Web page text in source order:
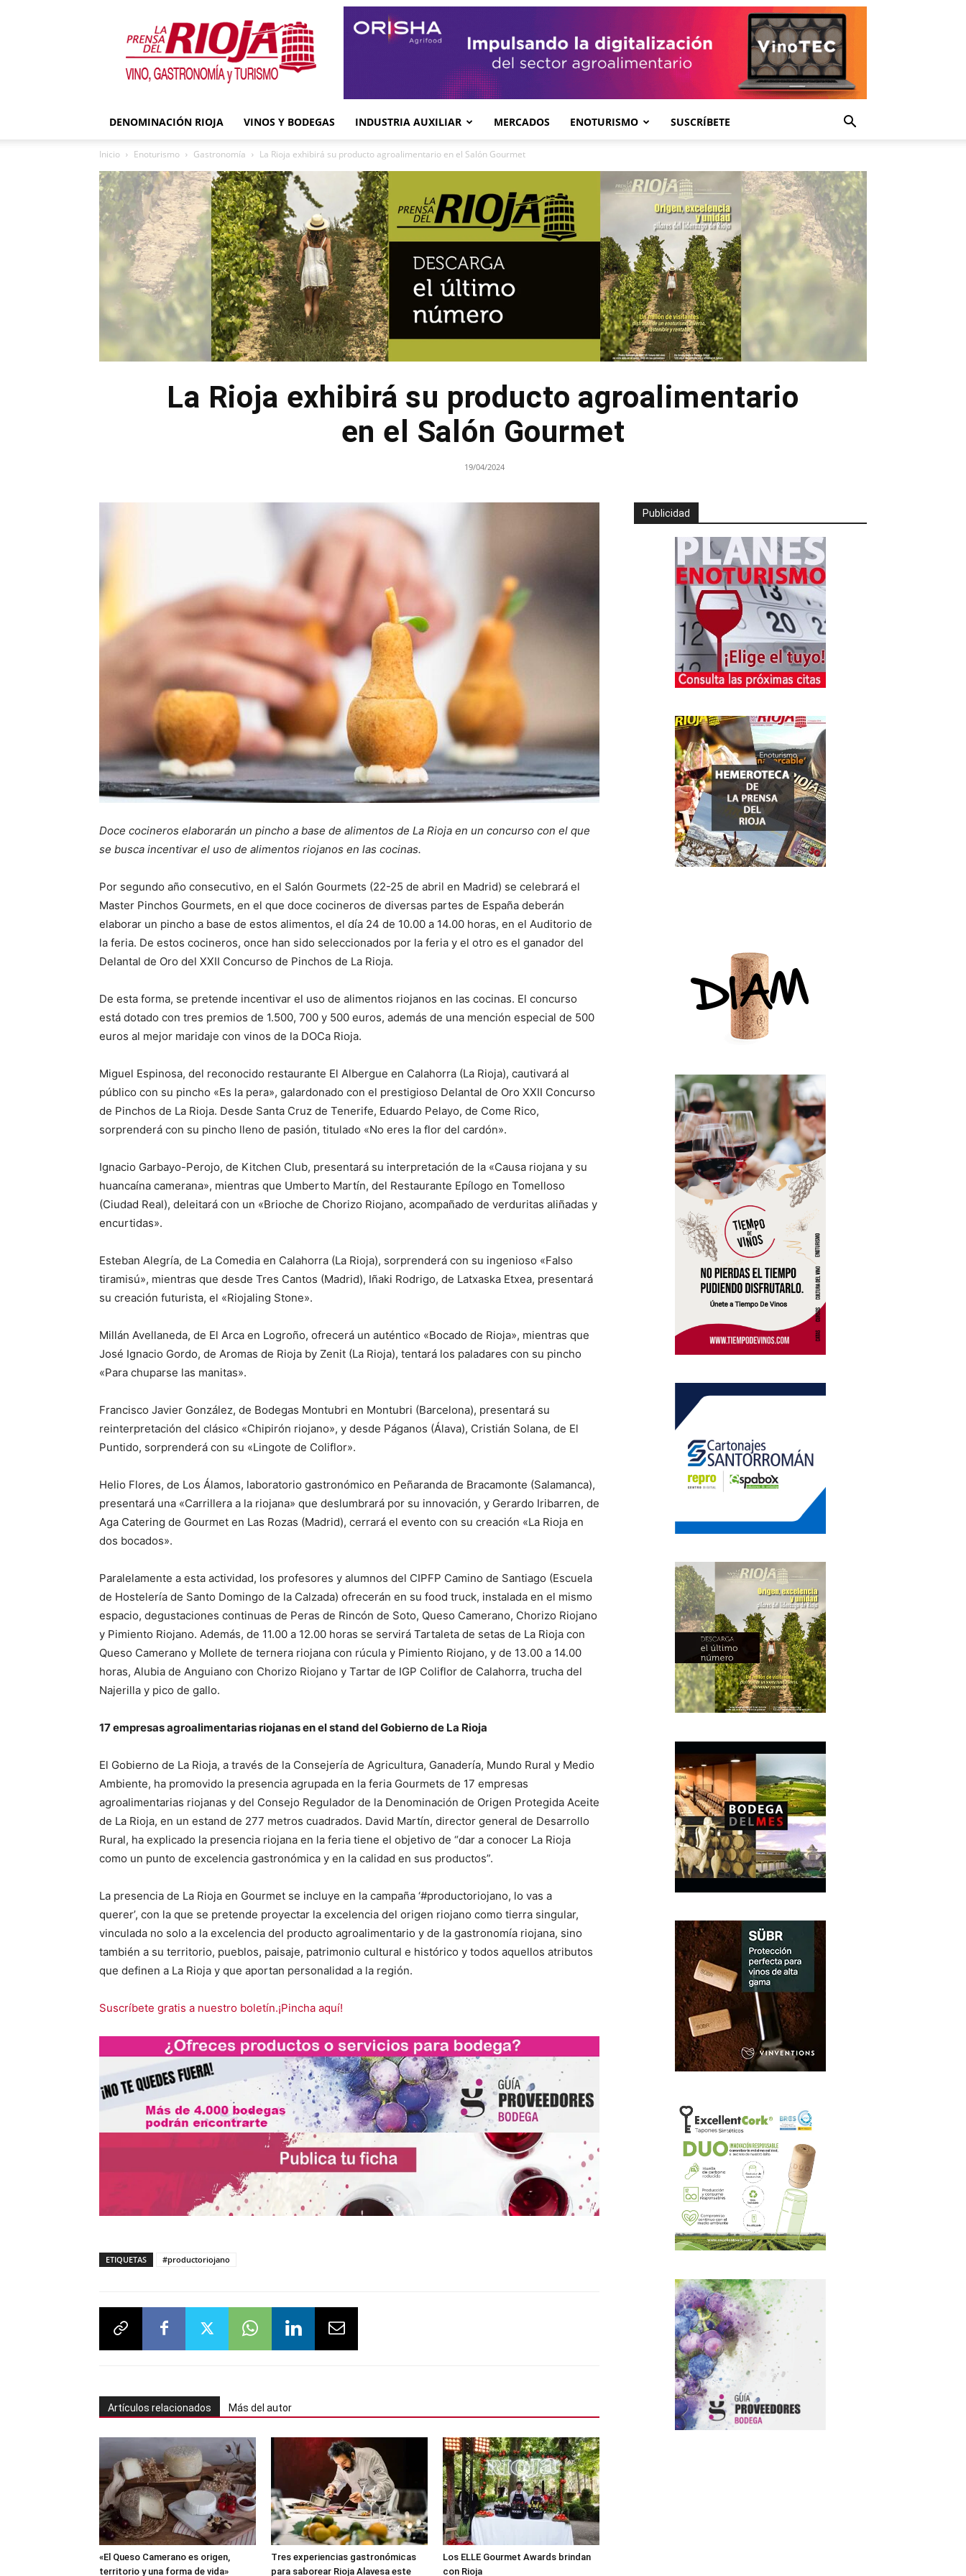
La
Prensa
del
Rioja
DENOMINACIÓN RIOJA VINOS Y BODEGAS INDUSTRIA AUXILIAR MERCADOS ENOTURISMO SUSCRÍBETE
Inicio Enoturismo Gastronomía La Rioja exhibirá su producto agroalimentario en el Salón Gourmet
La Rioja exhibirá su producto agroalimentario
en el Salón Gourmet
19/04/2024
Doce cocineros elaborarán un pincho a base de alimentos de La Rioja en un concurso con el que
se busca incentivar el uso de alimentos riojanos en las cocinas.
Por segundo año consecutivo, en el Salón Gourmets (22-25 de abril en Madrid) se celebrará el
Master Pinchos Gourmets, en el que doce cocineros de diversas partes de España deberán
elaborar un pincho a base de estos alimentos, el día 24 de 10.00 a 14.00 horas, en el Auditorio de
la feria. De estos cocineros, once han sido seleccionados por la feria y el otro es el ganador del
Delantal de Oro del XXII Concurso de Pinchos de La Rioja.
De esta forma, se pretende incentivar el uso de alimentos riojanos en las cocinas. El concurso
está dotado con tres premios de 1.500, 700 y 500 euros, además de una mención especial de 500
euros al mejor maridaje con vinos de la DOCa Rioja.
Miguel Espinosa, del reconocido restaurante El Albergue en Calahorra (La Rioja), cautivará al
público con su pincho «Es la pera», galardonado con el prestigioso Delantal de Oro XXII Concurso
de Pinchos de La Rioja. Desde Santa Cruz de Tenerife, Eduardo Pelayo, de Come Rico,
sorprenderá con su pincho lleno de pasión, titulado «No eres la flor del cardón».
Ignacio Garbayo-Perojo, de Kitchen Club, presentará su interpretación de la «Causa riojana y su
huancaína camerana», mientras que Umberto Martín, del Restaurante Epílogo en Tomelloso
(Ciudad Real), deleitará con un «Brioche de Chorizo Riojano, acompañado de verduritas aliñadas y
encurtidas».
Esteban Alegría, de La Comedia en Calahorra (La Rioja), sorprenderá con su ingenioso «Falso
tiramisú», mientras que desde Tres Cantos (Madrid), Iñaki Rodrigo, de Latxaska Etxea, presentará
su creación futurista, el «Riojaling Stone».
Millán Avellaneda, de El Arca en Logroño, ofrecerá un auténtico «Bocado de Rioja», mientras que
José Ignacio Gordo, de Aromas de Rioja by Zenit (La Rioja), tentará los paladares con su pincho
«Para chuparse las manitas».
Francisco Javier González, de Bodegas Montubri en Montubri (Barcelona), presentará su
reinterpretación del clásico «Chipirón riojano», y desde Páganos (Álava), Cristián Solana, de El
Puntido, sorprenderá con su «Lingote de Coliflor».
Helio Flores, de Los Álamos, laboratorio gastronómico en Peñaranda de Bracamonte (Salamanca),
presentará una «Carrillera a la riojana» que deslumbrará por su innovación, y Gerardo Iribarren, de
Aga Catering de Gourmet en Las Rozas (Madrid), cerrará el evento con su creación «La Rioja en
dos bocados».
Paralelamente a esta actividad, los profesores y alumnos del CIPFP Camino de Santiago (Escuela
de Hostelería de Santo Domingo de la Calzada) ofrecerán en su food truck, instalada en el mismo
espacio, degustaciones continuas de Peras de Rincón de Soto, Queso Camerano, Chorizo Riojano
y Pimiento Riojano. Además, de 11.00 a 12.00 horas se servirá Tartaleta de setas de La Rioja con
Queso Camerano y Mollete de ternera riojana con rúcula y Pimiento Riojano, y de 13.00 a 14.00
horas, Alubia de Anguiano con Chorizo Riojano y Tartar de IGP Coliflor de Calahorra, trucha del
Najerilla y pico de gallo.
17 empresas agroalimentarias riojanas en el stand del Gobierno de La Rioja
El Gobierno de La Rioja, a través de la Consejería de Agricultura, Ganadería, Mundo Rural y Medio
Ambiente, ha promovido la presencia agrupada en la feria Gourmets de 17 empresas
agroalimentarias riojanas y del Consejo Regulador de la Denominación de Origen Protegida Aceite
de La Rioja, en un estand de 277 metros cuadrados. David Martín, director general de Desarrollo
Rural, ha explicado la presencia riojana en la feria tiene el objetivo de “dar a conocer La Rioja
como un punto de excelencia gastronómica y en la calidad en sus productos”.
La presencia de La Rioja en Gourmet se incluye en la campaña ‘#productoriojano, lo vas a
querer’, con la que se pretende proyectar la excelencia del origen riojano como tierra singular,
vinculada no solo a la excelencia del producto agroalimentario y de la gastronomía riojana, sino
también a su territorio, pueblos, paisaje, patrimonio cultural e histórico y todos aquellos atributos
que definen a La Rioja y que aportan personalidad a la región.
Suscríbete gratis a nuestro boletín.¡Pincha aquí!
ETIQUETAS #productoriojano
Artículos relacionados Más del autor
«El Queso Camerano es origen,
territorio y una forma de vida»
Tres experiencias gastronómicas
para saborear Rioja Alavesa este
Los ELLE Gourmet Awards brindan
con Rioja
Publicidad